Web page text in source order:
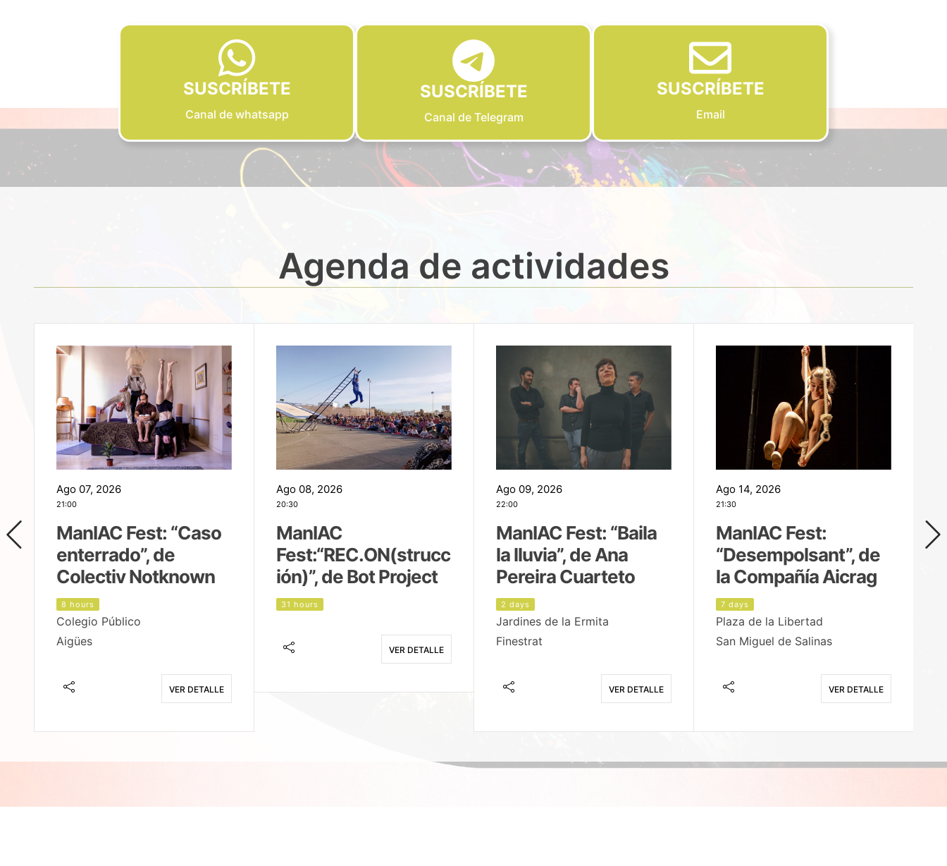
SUSCRÍBETE
Canal de whatsapp
SUSCRÍBETE
Canal de Telegram
SUSCRÍBETE
Email
Agenda de actividades
Ago 07, 2026
21:00
ManIAC Fest: “Caso
enterrado”, de
Colectiv Notknown
8 hours
Colegio Público
Aigües
VER DETALLE
Ago 08, 2026
20:30
ManIAC
Fest:“REC.ON(strucc
ión)”, de Bot Project
31 hours
VER DETALLE
Ago 09, 2026
22:00
ManIAC Fest: “Baila
la lluvia”, de Ana
Pereira Cuarteto
2 days
Jardines de la Ermita
Finestrat
VER DETALLE
Ago 14, 2026
21:30
ManIAC Fest:
“Desempolsant”, de
la Compañía Aicrag
7 days
Plaza de la Libertad
San Miguel de Salinas
VER DETALLE